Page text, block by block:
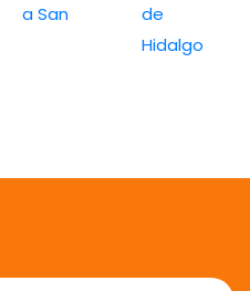
a San
de
Hidalgo